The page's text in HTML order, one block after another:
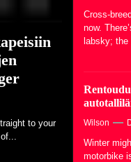
to your
the
is
katseet
College has
students
-
McPherson
Cross-
now.
labsky; the
Wilson
Winter
motorbike